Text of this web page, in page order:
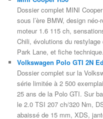
Dossier complet MINI
sous l’ère BMW, design
moteur 1.6 115 ch,
Chili, évolutions du
Park Lane, et fiche
Volkswagen Polo GTI 2N
Dossier complet sur la
série limitée à 2 500
25 ans de la Polo GTI. Sur
le 2.0 TSI 207 ch/320 Nm,
abaissé de 15 mm, XDS,